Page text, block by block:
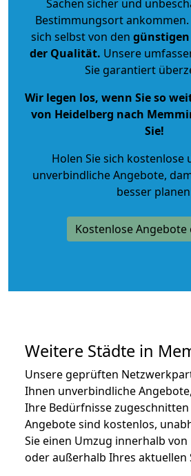
Sachen sicher und
Bestimmungsort ankommen.
sich selbst von den
der Qualität. Unsere
Sie garantiert
Wir legen los, wenn Sie so
von Heidelberg nach
Sie!
Holen Sie sich kostenlose
unverbindliche Angebote,
besser
Kostenlose Angebote
Weitere Städte in
Unsere geprüften
Ihnen unverbindliche
Ihre Bedürfnisse zugeschnitten
Angebote sind kostenlos,
Sie einen Umzug innerhalb
oder außerhalb Ihres aktuellen